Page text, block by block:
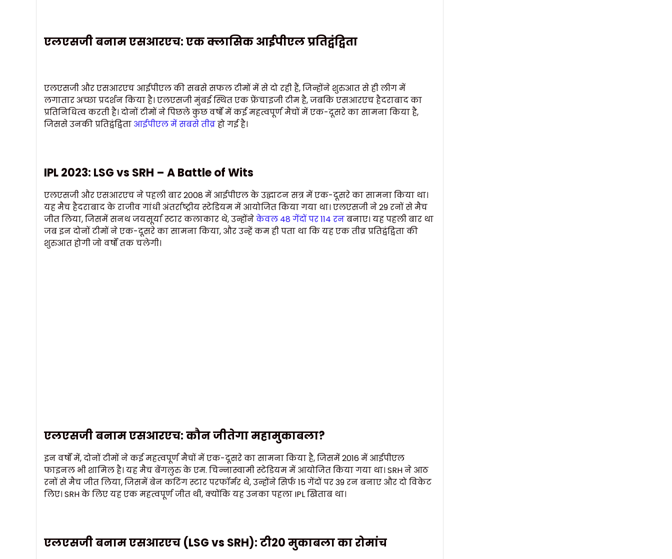
एलएसजी बनाम एसआरएच: एक क्लासिक आईपीएल प्रतिद्वंद्विता
एलएसजी और एसआरएच आईपीएल की सबसे सफल टीमों में से दो रही हैं, जिन्होंने शुरुआत से ही लीग में
लगातार अच्छा प्रदर्शन किया है। एलएसजी मुंबई स्थित एक फ्रेंचाइजी टीम है, जबकि एसआरएच हैदराबाद का
प्रतिनिधित्व करती है। दोनों टीमों ने पिछले कुछ वर्षों में कई महत्वपूर्ण मैचों में एक-दूसरे का सामना किया है,
जिससे उनकी प्रतिद्वंद्विता आईपीएल में सबसे तीव्रहो गई है।
IPL 2023: LSG vs SRH – A Battle of Wits
एलएसजी और एसआरएच ने पहली बार 2008 में आईपीएल के उद्घाटन सत्र में एक-दूसरे का सामना किया था।
यह मैच हैदराबाद के राजीव गांधी अंतर्राष्ट्रीय स्टेडियम में आयोजित किया गया था। एलएसजी ने 29 रनों से मैच
जीत लिया, जिसमें सनथ जयसूर्या स्टार कलाकार थे, उन्होंनेकेवल 48 गेंदों पर 114 रनबनाए। यह पहली बार था
जब इन दोनों टीमों ने एक-दूसरे का सामना किया, और उन्हें कम ही पता था कि यह एक तीव्र प्रतिद्वंद्विता की
शुरुआत होगी जो वर्षों तक चलेगी।
एलएसजी बनाम एसआरएच: कौन जीतेगा महामुकाबला?
इन वर्षों में, दोनों टीमों ने कई महत्वपूर्ण मैचों में एक-दूसरे का सामना किया है, जिसमें 2016 में आईपीएल
फाइनल भी शामिल है। यह मैच बेंगलुरु के एम. चिन्नास्वामी स्टेडियम में आयोजित किया गया था। SRH ने आठ
रनों से मैच जीत लिया, जिसमें बेन कटिंग स्टार परफॉर्मर थे, उन्होंने सिर्फ 15 गेंदों पर 39 रन बनाए और दो विकेट
लिए। SRH के लिए यह एक महत्वपूर्ण जीत थी, क्योंकि यह उनका पहला IPL खिताब था।
एलएसजी बनाम एसआरएच (LSG vs SRH): टी20 मुकाबला का रोमांच